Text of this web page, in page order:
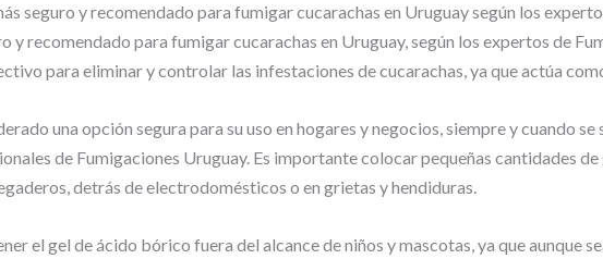
seguro y recomendado para fumigar cucarachas en Uruguay según los
y recomendado para fumigar cucarachas en Uruguay, según los expertos de
para eliminar y controlar las infestaciones de cucarachas, ya que actúa
una opción segura para su uso en hogares y negocios, siempre y cuando
de Fumigaciones Uruguay. Es importante colocar pequeñas cantidades
detrás de electrodomésticos o en grietas y hendiduras.
el gel de ácido bórico fuera del alcance de niños y mascotas, ya que aunque